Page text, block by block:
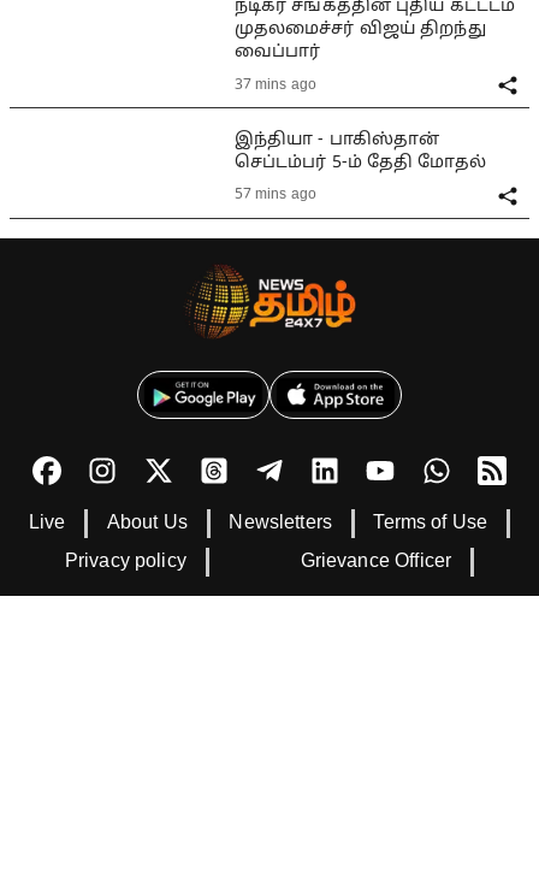
நடிகர் சங்கத்தின் புதிய கட்டடம்
முதலமைச்சர் விஜய் திறந்து
வைப்பார்
37 mins ago
இந்தியா - பாகிஸ்தான்
செப்டம்பர் 5-ம் தேதி மோதல்
57 mins ago
Live About Us Newsletters
Terms of Use
Privacy policy
Grievance Officer